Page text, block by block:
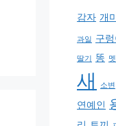
감자 개
과일 구렁
딸기 똥
새 소변
연예인